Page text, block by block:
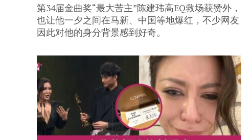
第34届金曲奖“最大苦主”陈建玮高EQ救场获赞外，
也让他一夕之间在马新、中国等地爆红，不少网友
因此对他的身分背景感到好奇。